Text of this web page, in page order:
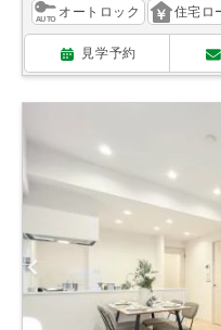
オートロック
住宅ロ
見学予約